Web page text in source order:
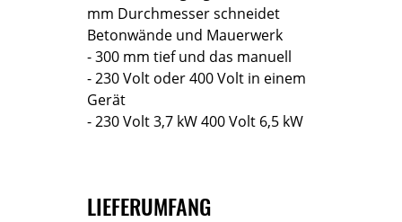
mm Durchmesser schneidet
Betonwände und Mauerwerk
- 300 mm tief und das manuell
- 230 Volt oder 400 Volt in einem
Gerät
- 230 Volt 3,7 kW 400 Volt 6,5 kW
LIEFERUMFANG